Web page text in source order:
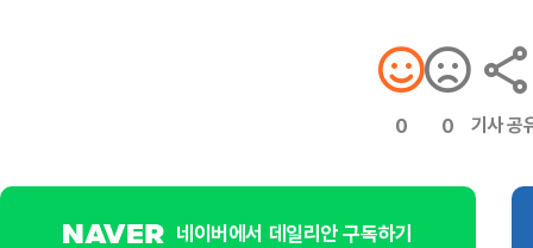
0 0 기사 공
네이버에서 데일리안 구독하기